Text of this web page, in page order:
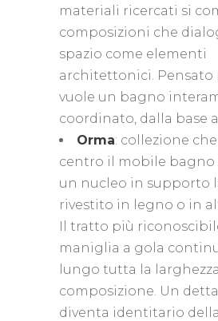
materiali ricercati si
composizioni che
spazio come elementi
architettonici. Pensato
vuole un bagno
coordinato, dalla base
Orma: collezione che
centro il mobile bagno
un nucleo in supporto
rivestito in legno o in
Il tratto più
maniglia a gola
lungo tutta la
composizione. Un
diventa identitario